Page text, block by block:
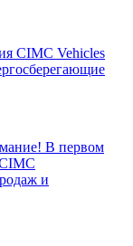
CIMC Vehicles
В первом
и